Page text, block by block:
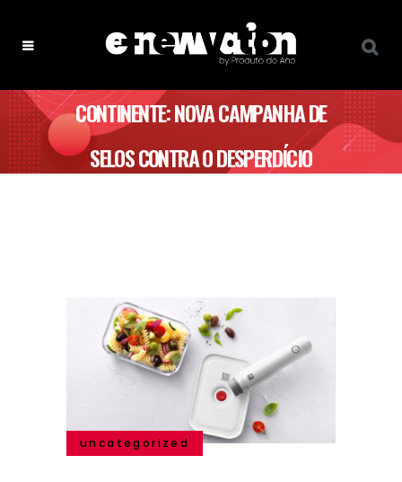
CONTINENTE: NOVA CAMPANHA DE
SELOS CONTRA O DESPERDÍCIO
uncategorized